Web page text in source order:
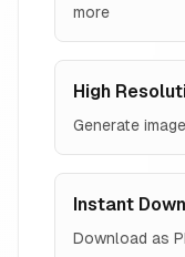
more
High
Generate
Instant
Download as